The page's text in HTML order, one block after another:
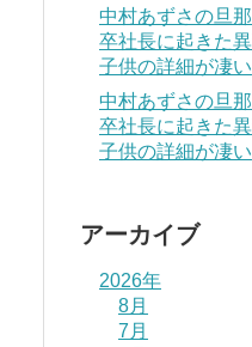
中村あずさの旦
卒社長に起きた
子供の詳細が凄い
中村あずさの旦
卒社長に起きた
子供の詳細が凄い
アーカイブ
2026年
8月
7月